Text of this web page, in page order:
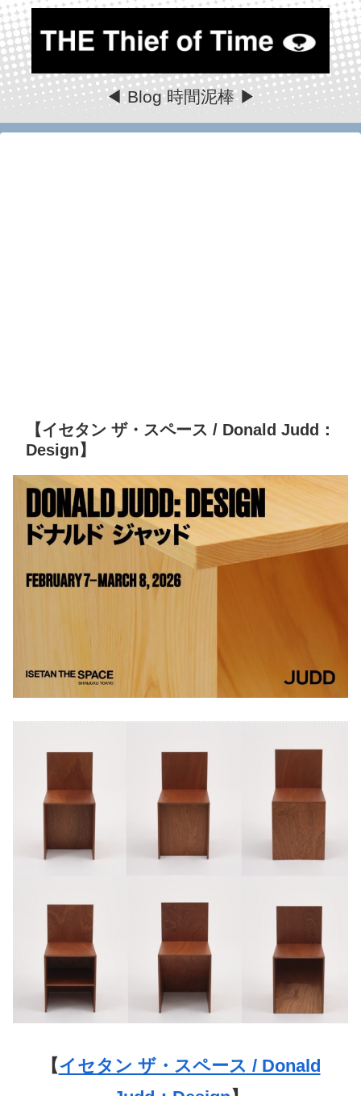
◀ Blog 時間泥棒 ▶
【イセタン ザ・スペース / Donald Judd：
Design】
【イセタン ザ・スペース / Donald